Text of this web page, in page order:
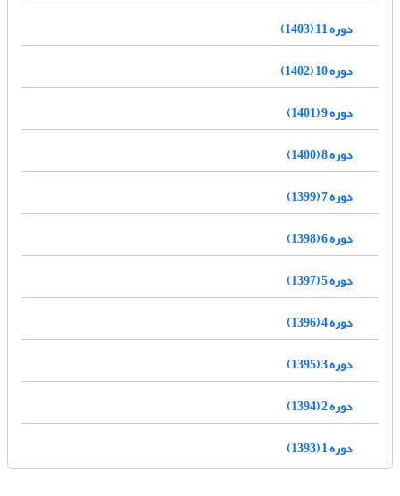
دوره 11 (1403)
دوره 10 (1402)
دوره 9 (1401)
دوره 8 (1400)
دوره 7 (1399)
دوره 6 (1398)
دوره 5 (1397)
دوره 4 (1396)
دوره 3 (1395)
دوره 2 (1394)
دوره 1 (1393)